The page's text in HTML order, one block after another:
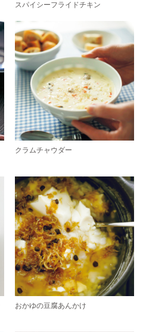
スパイシーフライドチキン
クラムチャウダー
おかゆの豆腐あんかけ